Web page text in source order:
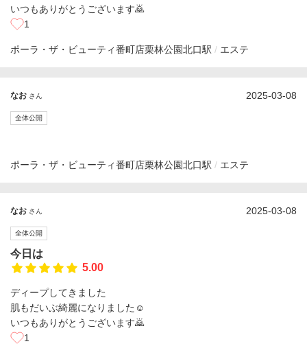
いつもありがとうございます🙇
1
ポーラ・ザ・ビューティ番町店栗林公園北口駅 エステ
なお さん 2025-03-08
全体公開
ポーラ・ザ・ビューティ番町店栗林公園北口駅 エステ
なお さん 2025-03-08
全体公開
今日は
5.00
ディープしてきました
肌もだいぶ綺麗になりました☺️
いつもありがとうございます🙇
1